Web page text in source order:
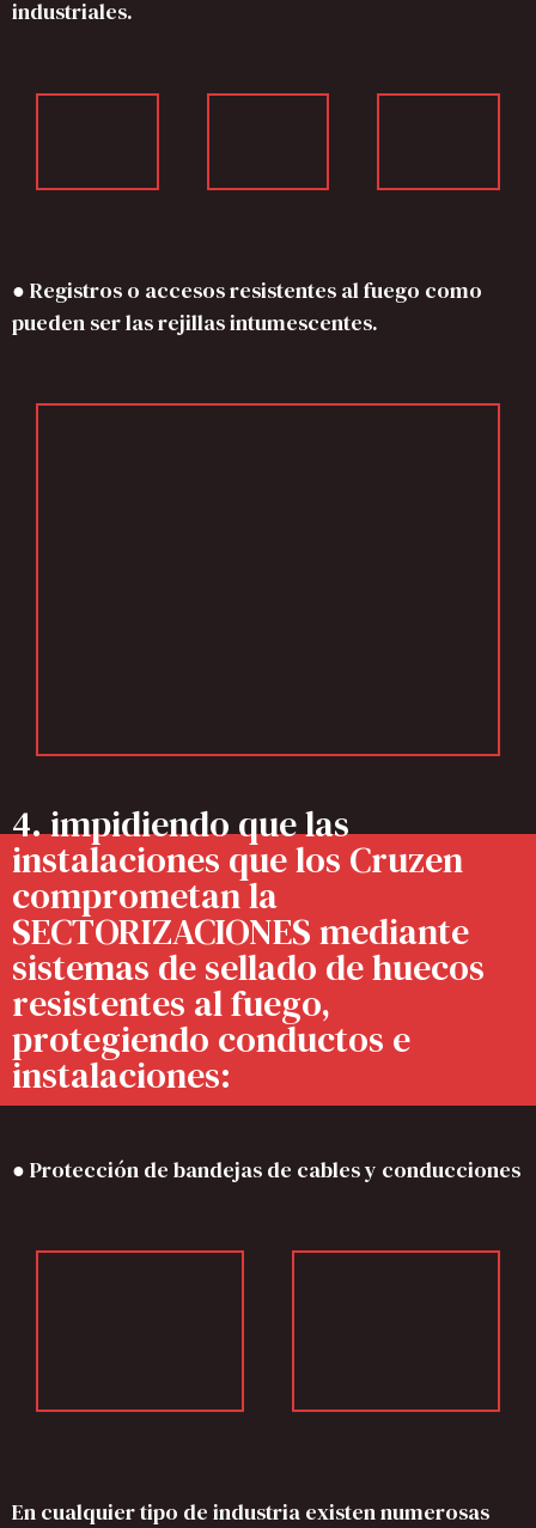
industriales.
● Registros o accesos resistentes al fuego como
pueden ser las rejillas intumescentes.
4. impidiendo que las
instalaciones que los Cruzen
comprometan la
SECTORIZACIONES mediante
sistemas de sellado de huecos
resistentes al fuego,
protegiendo conductos e
instalaciones:
● Protección de bandejas de cables y conducciones
En cualquier tipo de industria existen numerosas